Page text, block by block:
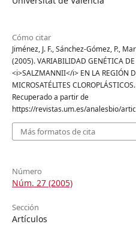
Cómo citar
Jiménez, J. F., Sánchez-Gómez, P.,
(2005). VARIABILIDAD GENÉTICA
<i>SALZMANNII</i> EN LA REGIÓN
MICROSATÉLITES
Recuperado a partir de
https://revistas.um.es/analesbio/
Más formatos de cita
Número
Núm. 27 (2005)
Sección
Artículos